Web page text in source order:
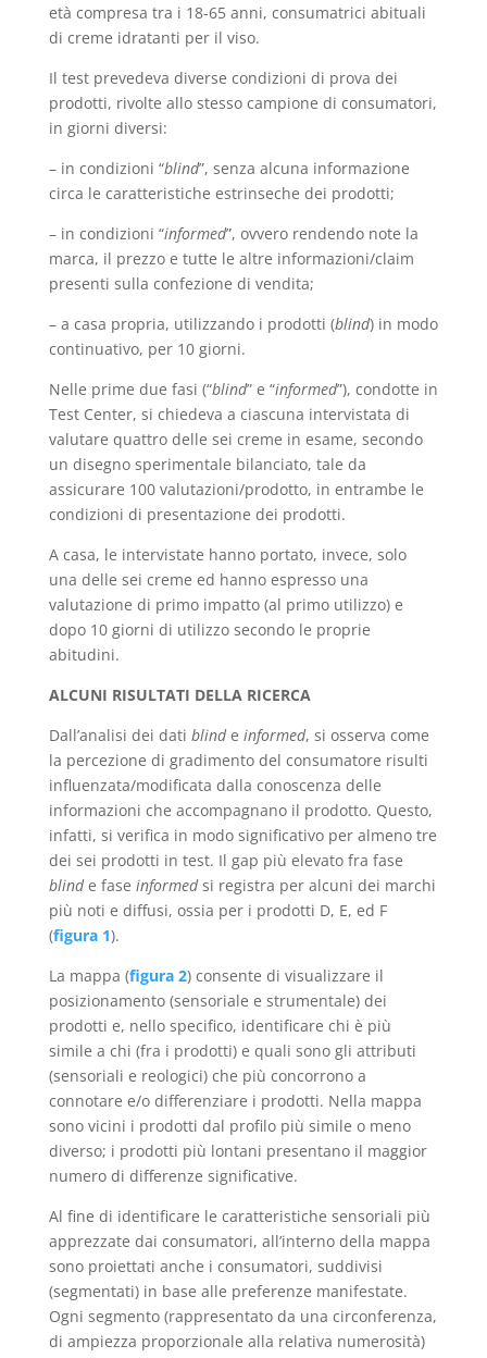
età compresa tra i 18-65 anni, consumatrici abituali
di creme idratanti per il viso.
Il test prevedeva diverse condizioni di prova dei
prodotti, rivolte allo stesso campione di consumatori,
in giorni diversi:
– in condizioni “blind”, senza alcuna informazione
circa le caratteristiche estrinseche dei prodotti;
– in condizioni “informed”, ovvero rendendo note la
marca, il prezzo e tutte le altre informazioni/claim
presenti sulla confezione di vendita;
– a casa propria, utilizzando i prodotti (blind) in modo
continuativo, per 10 giorni.
Nelle prime due fasi (“blind” e “informed”), condotte in
Test Center, si chiedeva a ciascuna intervistata di
valutare quattro delle sei creme in esame, secondo
un disegno sperimentale bilanciato, tale da
assicurare 100 valutazioni/prodotto, in entrambe le
condizioni di presentazione dei prodotti.
A casa, le intervistate hanno portato, invece, solo
una delle sei creme ed hanno espresso una
valutazione di primo impatto (al primo utilizzo) e
dopo 10 giorni di utilizzo secondo le proprie
abitudini.
ALCUNI RISULTATI DELLA RICERCA
Dall’analisi dei dati blinde informed, si osserva come
la percezione di gradimento del consumatore risulti
influenzata/modificata dalla conoscenza delle
informazioni che accompagnano il prodotto. Questo,
infatti, si verifica in modo significativo per almeno tre
dei sei prodotti in test. Il gap più elevato fra fase
blinde fase informedsi registra per alcuni dei marchi
più noti e diffusi, ossia per i prodotti D, E, ed F
(figura 1).
La mappa (figura 2) consente di visualizzare il
posizionamento (sensoriale e strumentale) dei
prodotti e, nello specifico, identificare chi è più
simile a chi (fra i prodotti) e quali sono gli attributi
(sensoriali e reologici) che più concorrono a
connotare e/o differenziare i prodotti. Nella mappa
sono vicini i prodotti dal profilo più simile o meno
diverso; i prodotti più lontani presentano il maggior
numero di differenze significative.
Al fine di identificare le caratteristiche sensoriali più
apprezzate dai consumatori, all’interno della mappa
sono proiettati anche i consumatori, suddivisi
(segmentati) in base alle preferenze manifestate.
Ogni segmento (rappresentato da una circonferenza,
di ampiezza proporzionale alla relativa numerosità)